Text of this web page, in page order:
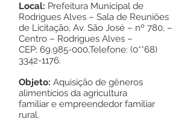
Local: Prefeitura Municipal de
Rodrigues Alves – Sala de Reuniões
de Licitação, Av. São José – nº 780, –
Centro – Rodrigues Alves –
CEP: 69.985-000,Telefone: (0**68)
3342-1176.
Objeto: Aquisição de gêneros
alimentícios da agricultura
familiar e empreendedor familiar
rural.